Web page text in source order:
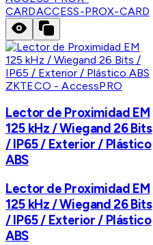
CARDACCESS-PROX-CARD
ZKTECO - AccessPRO
Lector de Proximidad EM
125 kHz / Wiegand 26 Bits
/ IP65 / Exterior / Plástico
ABS
Lector de Proximidad EM
125 kHz / Wiegand 26 Bits
/ IP65 / Exterior / Plástico
ABS